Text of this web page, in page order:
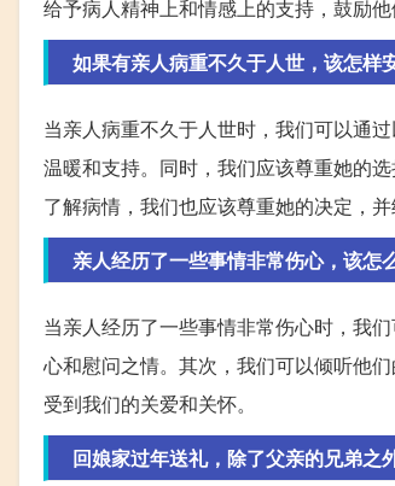
给予病人精神上和情感上的支持，鼓励他
如果有亲人病重不久于人世，该怎样
当亲人病重不久于人世时，我们可以通
温暖和支持。同时，我们应该尊重她的
了解病情，我们也应该尊重她的决定，
亲人经历了一些事情非常伤心，该怎
当亲人经历了一些事情非常伤心时，我
心和慰问之情。其次，我们可以倾听他
受到我们的关爱和关怀。
回娘家过年送礼，除了父亲的兄弟之